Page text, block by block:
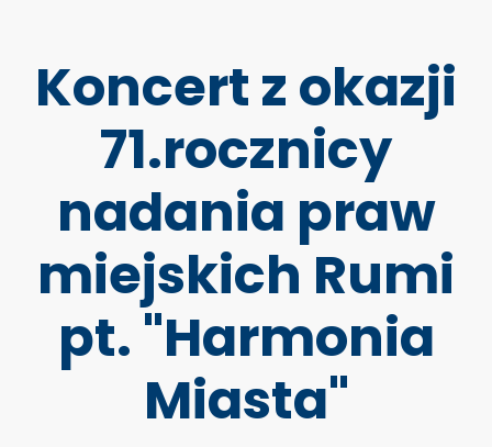
Koncert z okazji
71.rocznicy
nadania praw
miejskich Rumi
pt. "Harmonia
Miasta"